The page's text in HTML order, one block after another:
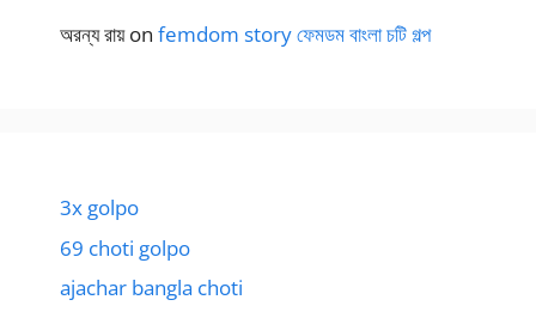
অরন্য রায়on femdom story ফেমডম বাংলা চটি গল্প
3x golpo
69 choti golpo
ajachar bangla choti